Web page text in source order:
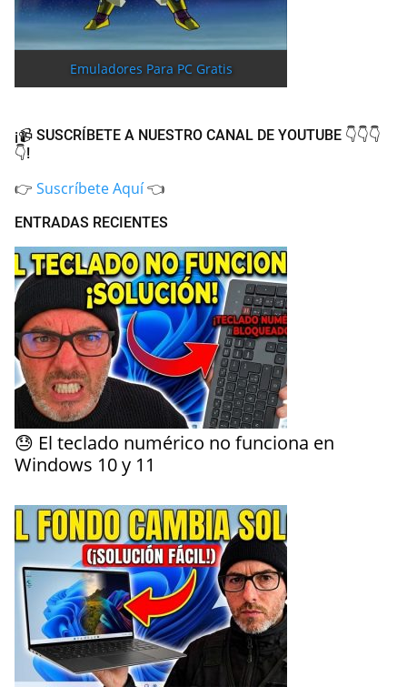
Emuladores Para PC Gratis
¡📹 SUSCRÍBETE A NUESTRO CANAL DE YOUTUBE 👇👇👇
👇!
👉 Suscríbete Aquí👈
ENTRADAS RECIENTES
😓 El teclado numérico no funciona en
Windows 10 y 11